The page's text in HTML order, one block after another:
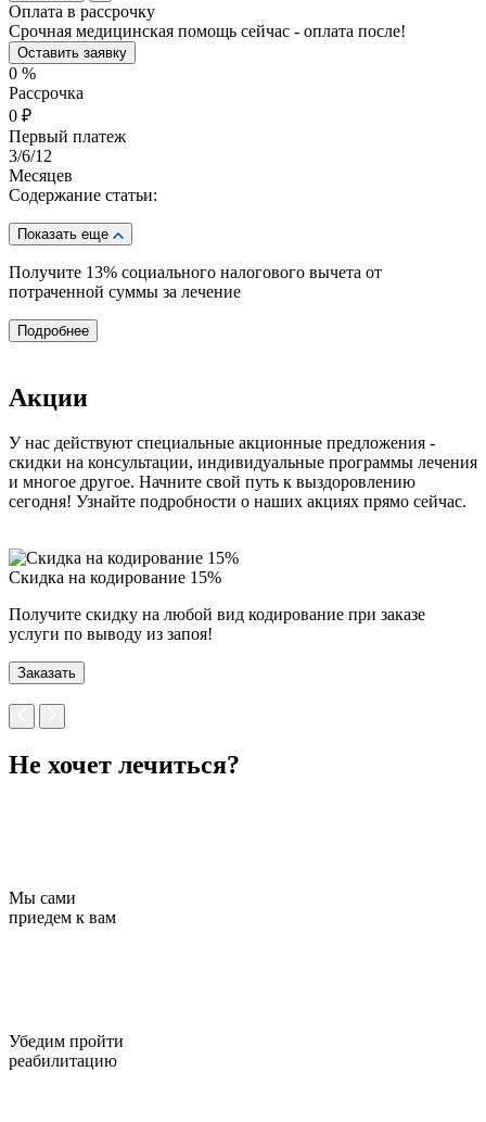
Оплата в рассрочку
Срочная медицинская помощь сейчас - оплата после!
Оставить заявку
0 %
Рассрочка
0 ₽
Первый платеж
3/6/12
Месяцев
Содержание статьи:
Показать еще
Получите 13% социального налогового вычета от
потраченной суммы за лечение
Подробнее
Акции
У нас действуют специальные акционные предложения -
скидки на консультации, индивидуальные программы лечения
и многое другое. Начните свой путь к выздоровлению
сегодня! Узнайте подробности о наших акциях прямо сейчас.
Скидка на кодирование 15%
Получите скидку на любой вид кодирование при заказе
услуги по выводу из запоя!
Заказать
Не хочет лечиться?
Мы сами
приедем к вам
Убедим пройти
реабилитацию